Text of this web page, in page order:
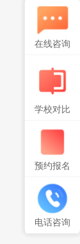
在线咨询
学校对比
预约报名
电话咨询